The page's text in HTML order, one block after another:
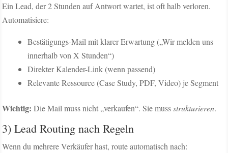
Ein Lead, der 2 Stunden auf Antwort wartet, ist oft halb verloren.
Automatisiere:
Bestätigungs-Mail mit klarer Erwartung („Wir melden uns
innerhalb von X Stunden“)
Direkter Kalender-Link (wenn passend)
Relevante Ressource (Case Study, PDF, Video) je Segment
Wichtig: Die Mail muss nicht „verkaufen“. Sie mussstrukturieren.
3) Lead Routing nach Regeln
Wenn du mehrere Verkäufer hast, route automatisch nach: